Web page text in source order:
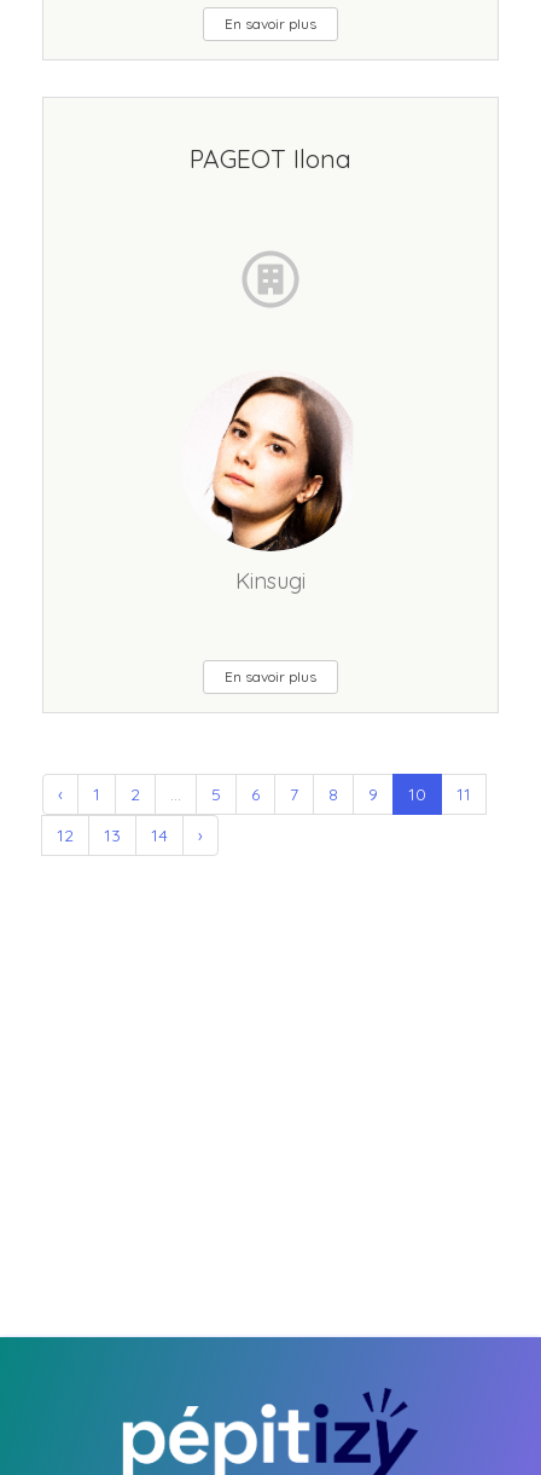
En savoir plus
PAGEOT Ilona
Kinsugi
En savoir plus
‹ 1 2 ... 5 6 7 8 9 10
11
12
13 14 ›